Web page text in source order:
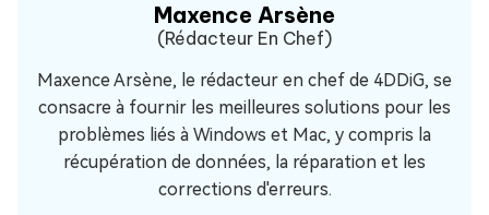
Maxence Arsène
(Rédacteur En Chef)
Maxence Arsène, le rédacteur en chef de 4DDiG, se
consacre à fournir les meilleures solutions pour les
problèmes liés à Windows et Mac, y compris la
récupération de données, la réparation et les
corrections d'erreurs.